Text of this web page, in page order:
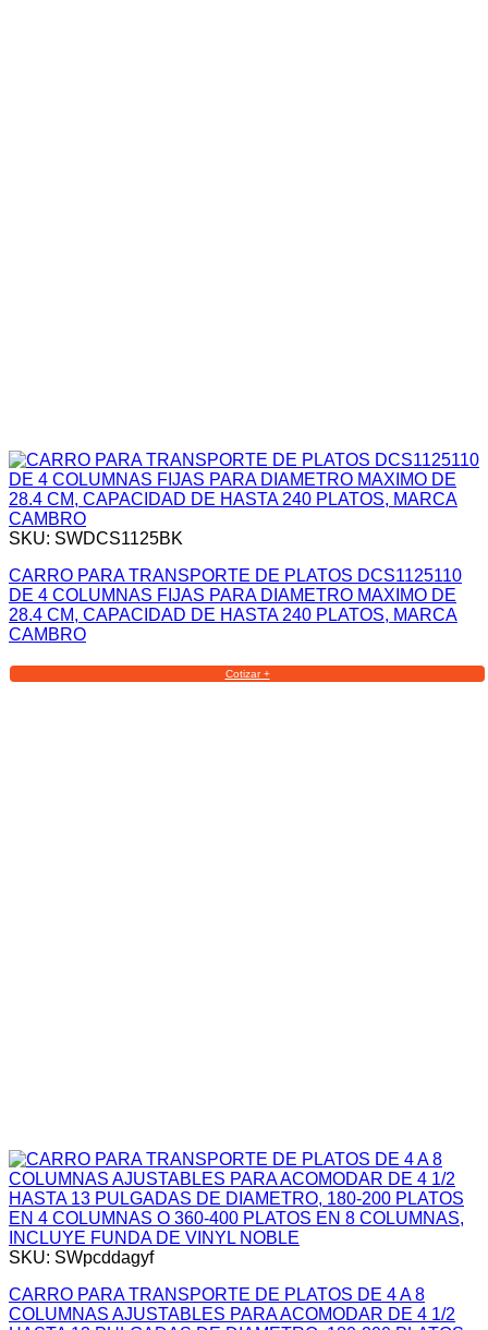
SKU: SWDCS1125BK
CARRO PARA TRANSPORTE DE PLATOS DCS1125110
DE 4 COLUMNAS FIJAS PARA DIAMETRO MAXIMO DE
28.4 CM, CAPACIDAD DE HASTA 240 PLATOS, MARCA
CAMBRO
Cotizar +
SKU: SWpcddagyf
CARRO PARA TRANSPORTE DE PLATOS DE 4 A 8
COLUMNAS AJUSTABLES PARA ACOMODAR DE 4 1/2